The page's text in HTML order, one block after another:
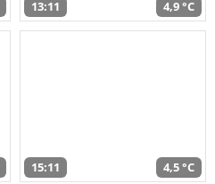
13:11 4,9 °C
15:11 4,5 °C